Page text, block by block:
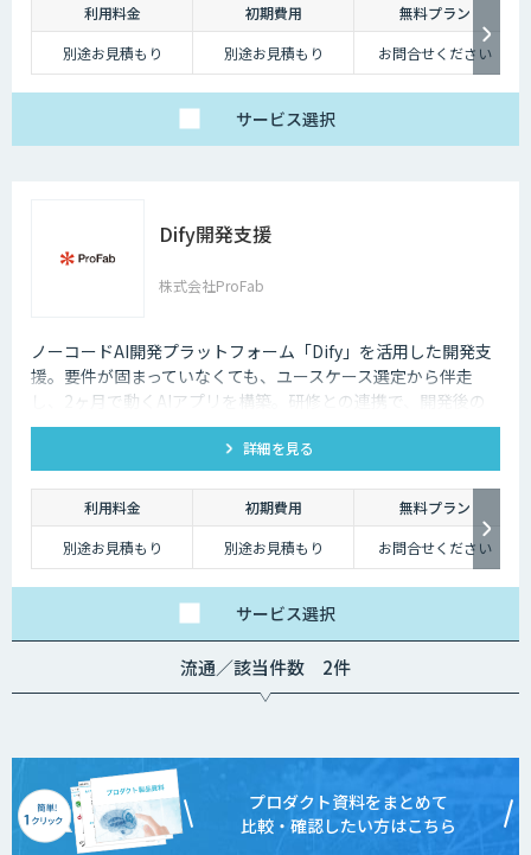
利用料金 初期費用
無料プラン
別途お見積もり
別途お見積もり お問合せください
サービス選択
Dify開発支援
株式会社ProFab
ノーコードAI開発プラットフォーム「Dify」を活用した開発支
援。要件が固まっていなくても、ユースケース選定から伴走
し、2ヶ月で動くAIアプリを構築。研修との連携で、開発後の
内製化・自走までサポートします。
詳細を見る
利用料金 初期費用
無料プラン
別途お見積もり
別途お見積もり お問合せください
サービス選択
流通／該当件数 2件
プロダクト資料をまとめて
比較・確認したい方はこちら